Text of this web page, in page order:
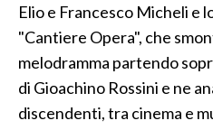
NECROLOGI
PUBBLICITÀ
SPIAGGE
STORE
Elio e Francesco Micheli e
"Cantiere Opera", che
melodramma partendo
di Gioachino Rossini e ne
discendenti, tra cinema e